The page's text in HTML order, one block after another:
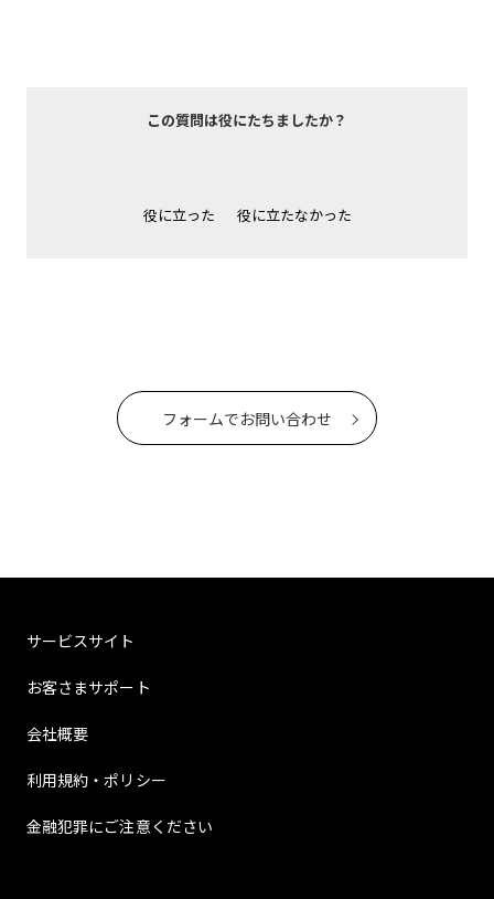
この質問は役にたちましたか？
役に立った 役に立たなかった
フォームでお問い合わせ
サービスサイト
お客さまサポート
会社概要
利用規約・ポリシー
金融犯罪にご注意ください